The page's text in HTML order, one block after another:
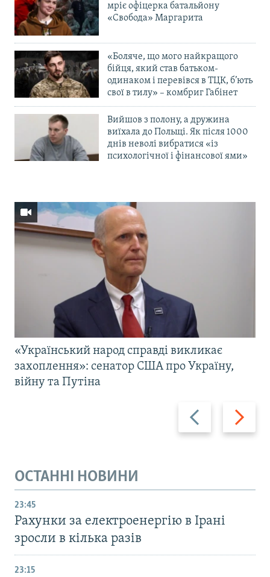
мріє офіцерка батальйону
«Свобода» Маргарита
«Боляче, що мого найкращого
бійця, який став батьком-
одинаком і перевівся в ТЦК, б’ють
свої в тилу» – комбриг Габінет
Вийшов з полону, а дружина
виїхала до Польщі. Як після 1000
днів неволі вибратися «із
психологічної і фінансової ями»
Назад Вперед
«Український народ справді викликає
захоплення»: сенатор США про Україну,
війну та Путіна
ОСТАННІ НОВИНИ
23:45
Рахунки за електроенергію в Ірані
зросли в кілька разів
23:15